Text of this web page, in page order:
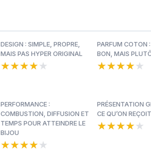
DESIGN : SIMPLE, PROPRE,
MAIS PAS HYPER ORIGINAL
★★★★★
★★★★★
PARFUM COTON
BON, MAIS
★★★★★
★★★★★
PERFORMANCE :
COMBUSTION, DIFFUSION ET
TEMPS POUR ATTEINDRE LE
BIJOU
★★★★★
★★★★★
PRÉSENTATION
CE QU’ON
★★★★★
★★★★★